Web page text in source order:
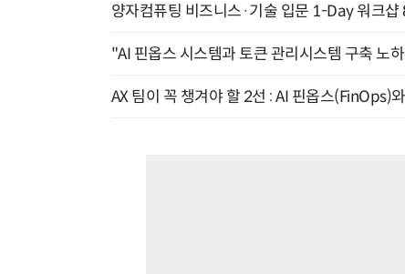
양자컴퓨팅 비즈니스·기술 입문 1-Day 워크샵
"AI 핀옵스 시스템과 토큰 관리시스템 구축 노
AX 팀이 꼭 챙겨야 할 2선 : AI 핀옵스(FinOps)